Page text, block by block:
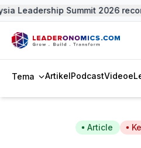
Leadership Summit 2026
Tema ArtikelPodcastVideo
Article